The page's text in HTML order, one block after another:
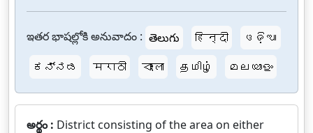
ఇతర భాషల్లోకి అనువాదం : తెలుగు हिन्दी
ଓଡ଼ିଆ
ಕನ್ನಡ
मराठी বাংলা தமிழ் മലയാളം
అర్థం : District consisting of the area on either